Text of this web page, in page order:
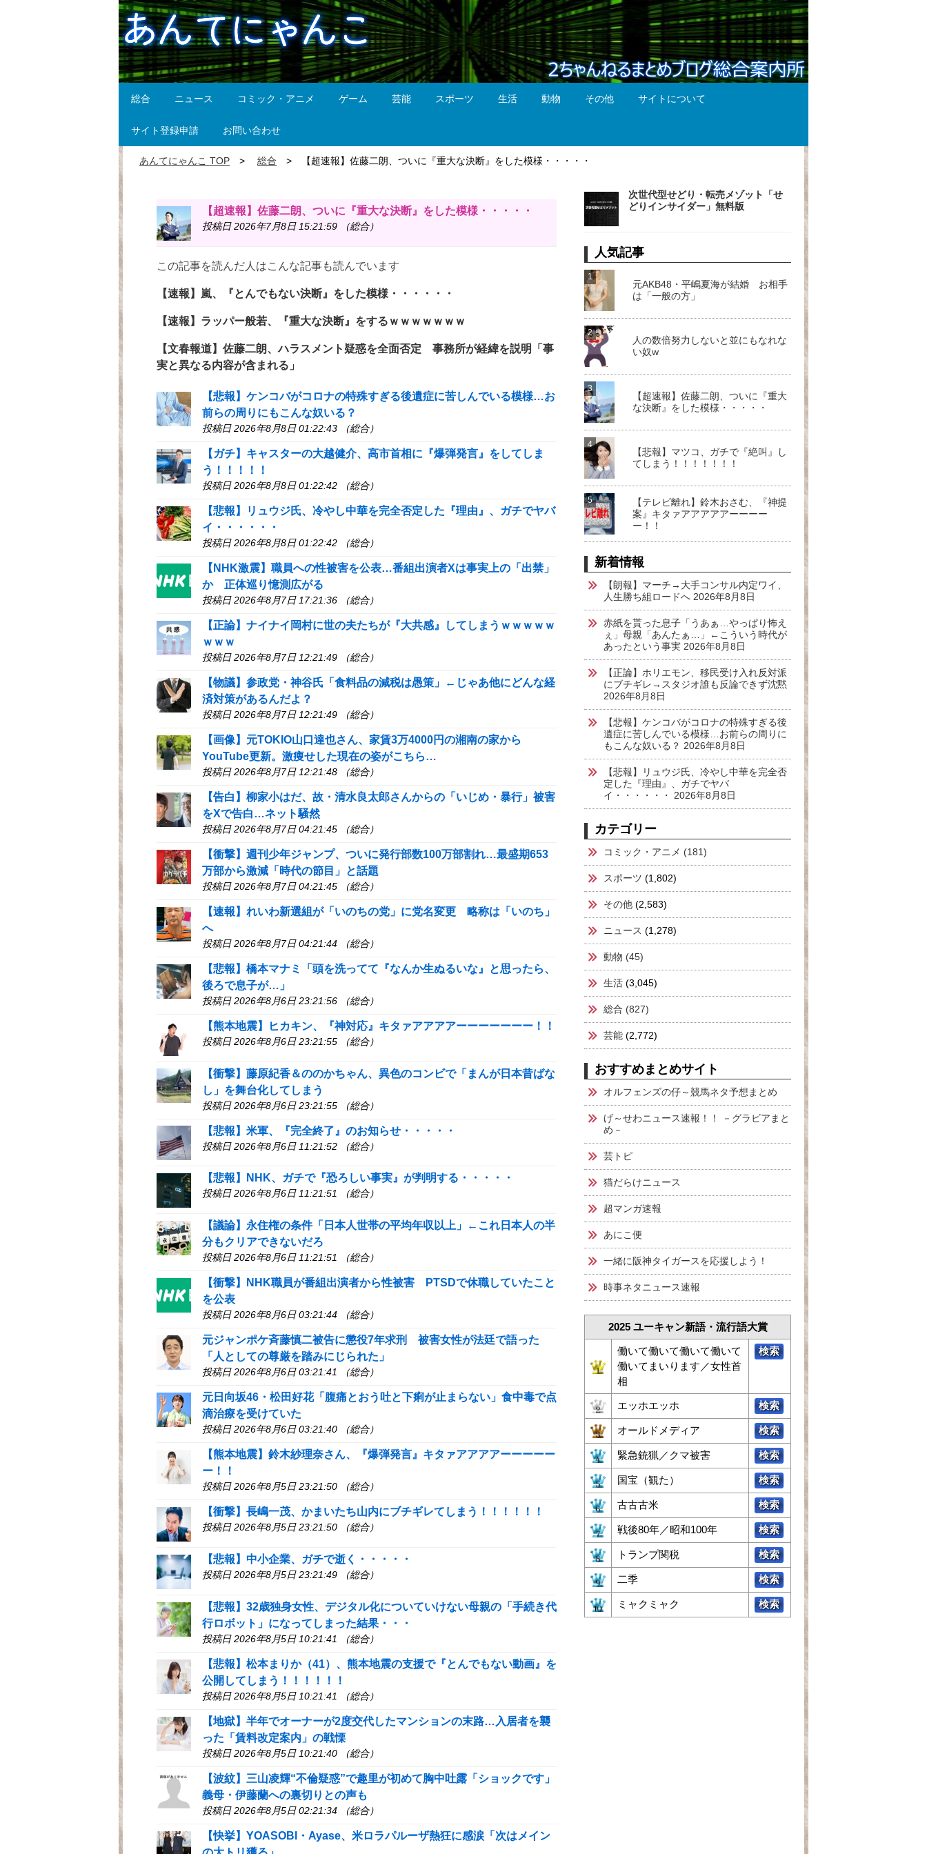
総合 ニュース コミック・アニメ ゲーム 芸能 スポーツ 生活 動物 その他 サイトについて
サイト登録申請 お問い合わせ
あんてにゃんこ TOP 総合 【超速報】佐藤二朗、ついに『重大な決断』をした模様・・・・・
【超速報】佐藤二朗、ついに『重大な決断』をした模様・・・・・
投稿日 2026年7月8日 15:21:59 （総合）
この記事を読んだ人はこんな記事も読んでいます
【速報】嵐、『とんでもない決断』をした模様・・・・・・
【速報】ラッパー般若、『重大な決断』をするｗｗｗｗｗｗｗ
【文春報道】佐藤二朗、ハラスメント疑惑を全面否定 事務所が経緯を説明「事
実と異なる内容が含まれる」
【悲報】ケンコバがコロナの特殊すぎる後遺症に苦しんでいる模様…お
前らの周りにもこんな奴いる？
投稿日 2026年8月8日 01:22:43 （総合）
【ガチ】キャスターの大越健介、高市首相に『爆弾発言』をしてしま
う！！！！！
投稿日 2026年8月8日 01:22:42 （総合）
【悲報】リュウジ氏、冷やし中華を完全否定した『理由』、ガチでヤバ
イ・・・・・・
投稿日 2026年8月8日 01:22:42 （総合）
【NHK激震】職員への性被害を公表…番組出演者Xは事実上の「出禁」
か 正体巡り憶測広がる
投稿日 2026年8月7日 17:21:36 （総合）
【正論】ナイナイ岡村に世の夫たちが『大共感』してしまうｗｗｗｗｗ
ｗｗｗ
投稿日 2026年8月7日 12:21:49 （総合）
【物議】参政党・神谷氏「食料品の減税は愚策」←じゃあ他にどんな経
済対策があるんだよ？
投稿日 2026年8月7日 12:21:49 （総合）
【画像】元TOKIO山口達也さん、家賃3万4000円の湘南の家から
YouTube更新。激痩せした現在の姿がこちら…
投稿日 2026年8月7日 12:21:48 （総合）
【告白】柳家小はだ、故・清水良太郎さんからの「いじめ・暴行」被害
をXで告白…ネット騒然
投稿日 2026年8月7日 04:21:45 （総合）
【衝撃】週刊少年ジャンプ、ついに発行部数100万部割れ…最盛期653
万部から激減「時代の節目」と話題
投稿日 2026年8月7日 04:21:45 （総合）
【速報】れいわ新選組が「いのちの党」に党名変更 略称は「いのち」
へ
投稿日 2026年8月7日 04:21:44 （総合）
【悲報】橋本マナミ「頭を洗ってて『なんか生ぬるいな』と思ったら、
後ろで息子が…」
投稿日 2026年8月6日 23:21:56 （総合）
【熊本地震】ヒカキン、『神対応』キタァアアアアーーーーーーー！！
投稿日 2026年8月6日 23:21:55 （総合）
【衝撃】藤原紀香＆ののかちゃん、異色のコンビで「まんが日本昔ばな
し」を舞台化してしまう
投稿日 2026年8月6日 23:21:55 （総合）
【悲報】米軍、『完全終了』のお知らせ・・・・・
投稿日 2026年8月6日 11:21:52 （総合）
【悲報】NHK、ガチで『恐ろしい事実』が判明する・・・・・
投稿日 2026年8月6日 11:21:51 （総合）
【議論】永住権の条件「日本人世帯の平均年収以上」←これ日本人の半
分もクリアできないだろ
投稿日 2026年8月6日 11:21:51 （総合）
【衝撃】NHK職員が番組出演者から性被害 PTSDで休職していたこと
を公表
投稿日 2026年8月6日 03:21:44 （総合）
元ジャンポケ斉藤慎二被告に懲役7年求刑 被害女性が法廷で語った
「人としての尊厳を踏みにじられた」
投稿日 2026年8月6日 03:21:41 （総合）
元日向坂46・松田好花「腹痛とおう吐と下痢が止まらない」食中毒で点
滴治療を受けていた
投稿日 2026年8月6日 03:21:40 （総合）
【熊本地震】鈴木紗理奈さん、『爆弾発言』キタァアアアアーーーーー
ー！！
投稿日 2026年8月5日 23:21:50 （総合）
【衝撃】長嶋一茂、かまいたち山内にブチギレてしまう！！！！！！
投稿日 2026年8月5日 23:21:50 （総合）
【悲報】中小企業、ガチで逝く・・・・・
投稿日 2026年8月5日 23:21:49 （総合）
【悲報】32歳独身女性、デジタル化についていけない母親の「手続き代
行ロボット」になってしまった結果・・・
投稿日 2026年8月5日 10:21:41 （総合）
【悲報】松本まりか（41）、熊本地震の支援で『とんでもない動画』を
公開してしまう！！！！！！
投稿日 2026年8月5日 10:21:41 （総合）
【地獄】半年でオーナーが2度交代したマンションの末路…入居者を襲
った「賃料改定案内」の戦慄
投稿日 2026年8月5日 10:21:40 （総合）
【波紋】三山凌輝“不倫疑惑”で趣里が初めて胸中吐露「ショックです」
義母・伊藤蘭への裏切りとの声も
投稿日 2026年8月5日 02:21:34 （総合）
【快挙】YOASOBI・Ayase、米ロラパルーザ熱狂に感涙「次はメイン
次世代型せどり・転売メゾット「せ
どりインサイダー」無料版
人気記事
1
元AKB48・平嶋夏海が結婚 お相手
は「一般の方」
2
人の数倍努力しないと並にもなれな
い奴w
3
【超速報】佐藤二朗、ついに『重大
な決断』をした模様・・・・・
4
【悲報】マツコ、ガチで『絶叫』し
てしまう！！！！！！！
5
【テレビ離れ】鈴木おさむ、『神提
案』キタァアアアアアーーーー
ー！！
新着情報
【朗報】マーチ→大手コンサル内定ワイ、
人生勝ち組ロードへ 2026年8月8日
赤紙を貰った息子「うあぁ…やっぱり怖え
ぇ」母親「あんたぁ…」←こういう時代が
あったという事実 2026年8月8日
【正論】ホリエモン、移民受け入れ反対派
にブチギレ→スタジオ誰も反論できず沈黙
2026年8月8日
【悲報】ケンコバがコロナの特殊すぎる後
遺症に苦しんでいる模様…お前らの周りに
もこんな奴いる？ 2026年8月8日
【悲報】リュウジ氏、冷やし中華を完全否
定した『理由』、ガチでヤバ
イ・・・・・・
2026年8月8日
カテゴリー
コミック・アニメ (181)
スポーツ (1,802)
その他 (2,583)
ニュース (1,278)
動物 (45)
生活 (3,045)
総合 (827)
芸能 (2,772)
おすすめまとめサイト
オルフェンズの仔～競馬ネタ予想まとめ
げ～せわニュース速報！！ －グラビアまと
め－
芸トピ
猫だらけニュース
超マンガ速報
あにこ便
一緒に阪神タイガースを応援しよう！
時事ネタニュース速報
2025 ユーキャン新語・流行語大賞
働いて働いて働いて働いて
働いてまいります／女性首
相
検索
エッホエッホ 検索
オールドメディア 検索
緊急銃猟／クマ被害 検索
国宝（観た） 検索
古古古米 検索
戦後80年／昭和100年 検索
トランプ関税 検索
二季 検索
ミャクミャク 検索